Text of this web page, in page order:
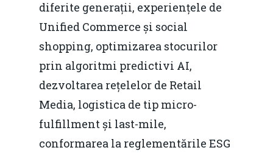
diferite generații, experiențele de
Unified Commerce și social
shopping, optimizarea stocurilor
prin algoritmi predictivi AI,
dezvoltarea rețelelor de Retail
Media, logistica de tip micro-
fulfillment și last-mile,
conformarea la reglementările ESG